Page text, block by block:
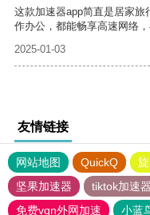
这款加速器app简直是居家
作办公，都能畅享高速网络
2025-01-03
友情链接
网站地图 QuickQ
坚果加速器
tiktok加速器
免费vqn外网加速
小蓝